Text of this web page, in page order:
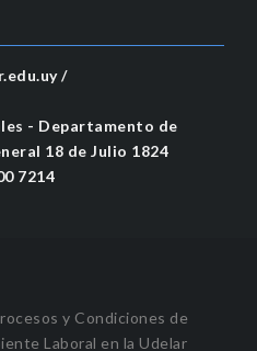
/
- Departamento de
18 de Julio 1824​
7214
y Condiciones de
Laboral en la Udelar